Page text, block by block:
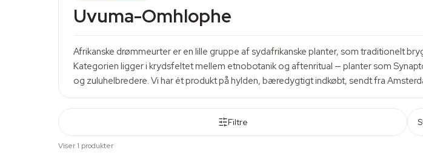
Uvuma-Omhlophe
Afrikanske drømmeurter er en lille gruppe af sydafrikanske planter, som traditionelt
Kategorien ligger i krydsfeltet mellem etnobotanik og aftenritual — planter som
og zuluhelbredere. Vi har ét produkt på hylden, bæredygtigt indkøbt, sendt fra
Filtre
Viser 1 produkter